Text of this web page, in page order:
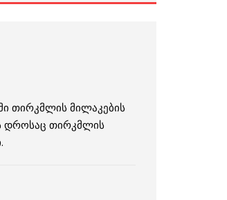
თირკმლის მილაკების
დროსაც თირკმლის